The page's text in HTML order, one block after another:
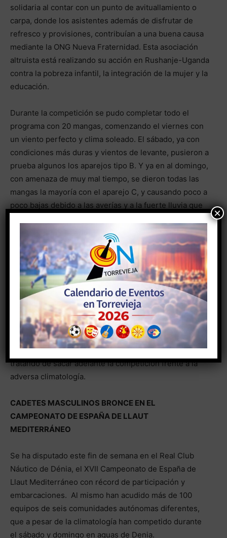
solidaria al contar con un punto de avituallamiento o
carpa, donde los asistentes además de disfrutar de
refresco y provisiones, contribuían a una buena causa
mediante la ONG Nueva Fraternidad. Esta asociación
altruista está realizando su acción en Rushanje-Uganda
contra la pobreza infantil, la integración de la mujer y la
educación.
Durante la competición se pudo completar todo el
programa con 20 mangas, comenzando el viernes con
un viento perfecto y clima soleado. El sábado, ya con
condiciones más duras y vientos de levante, pusieron a
prueba algunos los aparejos tipo B. Y ya en al domingo,
con amenaza de muy mal tiempo, se dieron todas las
mangas la mayoría con el aparejo C, y causando poco a
poco bajas debido a las averías y a la fuerte lluvia que
acompañó toda la jornada. Incluso la entrega de trofeos
fue “de campaña” por arreciar la lluvia y el viento en
ese momento, acompañados por el Presidente de la
Federacion de Vela de la Comunitat Valenciana.Todos
los participantes cumplieron con el protocolo COVID,
poniendo la organización todos los medios de
seguridad sanitaria marcados por la federación
española de vela y la federación de vela de la
comunidad valenciana. La organización quiere dar el
agradecimiento al comité de regatas y personas de la
oficina de regata, que estuvo en todo momento
tratando de sacar adelante la competición frente a la
adversa climatología.
CADETES MASCULINOS BRONCE EN EL
CAMPEONATO DE ESPAÑA DE LLAUT
MEDITERRÁNEO
Se ha disputado este fin de semana en el Real Club
Náutico de Dénia, el XVII Campeonato de España de
Llaut Mediterráneo con récord de participación y
embarcaciones. Al mismo han acudido más de 100
equipos de seis comunidades autónomas diferentes,
que a pesar de la climatología han competido durante
el sábado y domingo en aguas de Denia.
×